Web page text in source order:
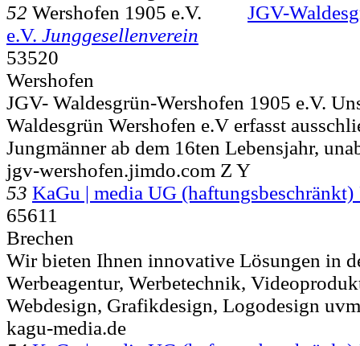
52
JGV-
e.V. Junggesellenverein
53520
Wershofen
JGV- Waldesgrün-Wershofen 1905 e.V.
Waldesgrün Wershofen e.V erfasst
Jungmänner ab dem 16ten Lebensjahr,
jgv-wershofen.jimdo.com Z Y
53 KaGu | media UG (haftungsbeschränkt)
65611
Brechen
Wir bieten Ihnen innovative Lösungen in
Werbeagentur, Werbetechnik,
Webdesign, Grafikdesign, Logodesign
kagu-media.de